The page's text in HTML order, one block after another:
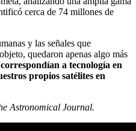
cerca de 74 millones de
y las señales que
quedaron apenas algo más
a tecnología en
propios satélites en
Astronomical Journal.